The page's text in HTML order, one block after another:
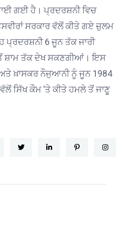
ਗਈ ਹੈ। ਪ੍ਰਦਰਸ਼ਨੀ ਵਿਚ
ਸਰਕਾਰ ਵੱਲੋਂ ਕੀਤੇ ਗਏ ਜ਼ੁਲਮ
6 ਜੂਨ ਤੱਕ ਜਾਰੀ
ਸ਼ਾਮ ਤੱਕ ਦੇਖ ਸਕਣਗੀਆਂ। ਇਸ
ਖ਼ਾਸਕਰ ਨੌਜੁਆਨੀ ਨੂੰ ਜੂਨ 1984
ਸਿੱਖ ਕੌਮ ’ਤੇ ਕੀਤੇ ਹਮਲੇ ਤੋਂ ਜਾਣੂ